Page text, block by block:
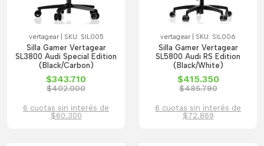
vertagear | SKU: SIL005
Silla Gamer Vertagear
SL3800 Audi Special Edition
(Black/Carbon)
$343.710
$402.000
6 cuotas sin interés de
$60.300
vertagear | SKU: SIL006
Silla Gamer Vertagear
SL5800 Audi RS Edition
(Black/White)
$415.350
$485.790
6 cuotas sin interés de
$72.869